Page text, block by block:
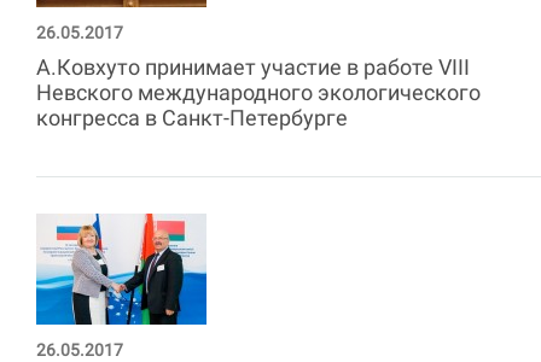
26.05.2017
А.Ковхуто принимает участие в работе VIII
Невского международного экологического
конгресса в Санкт-Петербурге
26.05.2017